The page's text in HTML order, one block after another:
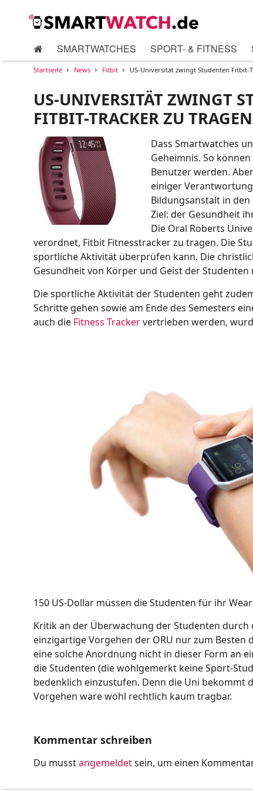
SMARTWATCHES SPORT- & FITNESS
Startseite News Fitbit US-Universität zwingt Studenten Fitbit-
US-UNIVERSITÄT ZWINGT
FITBIT-TRACKER ZU TRAGEN
Dass Smartwatches
Geheimnis. So
Benutzer werden.
einiger
Bildungsanstalt in
Ziel: der Gesundheit
Die Oral Roberts
verordnet, Fitbit Fitnesstracker zu tragen. Die
sportliche Aktivität überprüfen kann. Die
Gesundheit von Körper und Geist der
Die sportliche Aktivität der Studenten geht
Schritte gehen sowie am Ende des Semesters
auch die Fitness Trackervertrieben werden,
150 US-Dollar müssen die Studenten für ihr
Kritik an der Überwachung der Studenten
einzigartige Vorgehen der ORU nur zum
eine solche Anordnung nicht in dieser Form an
die Studenten (die wohlgemerkt keine Sport-
bedenklich einzustufen. Denn die Uni bekommt
Vorgehen wäre wohl rechtlich kaum tragbar.
Kommentar schreiben
Du musstangemeldetsein, um einen